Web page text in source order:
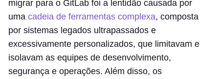
migrar para o GitLab foi a lentidão causada por
uma cadeia de ferramentas complexa, composta
por sistemas legados ultrapassados e
excessivamente personalizados, que limitavam e
isolavam as equipes de desenvolvimento,
segurança e operações. Além disso, os